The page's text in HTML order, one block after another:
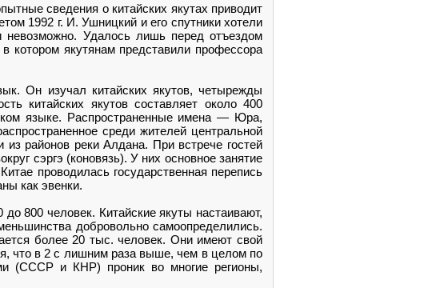
сведения о китайских якутах приводит
1992 г. И. Ушницкий и его спутники хотели
невозможно. Удалось лишь перед отъездом
котором якутянам представили профессора
Он изучал китайских якутов, четырежды
китайских якутов составляет около 400
языке. Распространенные имена — Юра,
среди жителей центральной
районов реки Алдана. При встрече гостей
сэргэ (коновязь). У них основное занятие
проводилась государственная перепись
как эвенки.
800 человек. Китайские якуты настаивают,
добровольно самоопределились.
более 20 тыс. человек. Они имеют свой
что в 2 с лишним раза выше, чем в целом по
(СССР и КНР) проник во многие регионы,